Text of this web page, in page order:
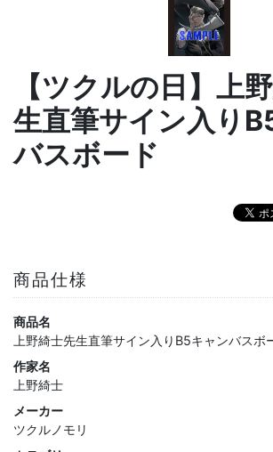
【ツクルの日】上
生直筆サイン入り
バスボード
商品仕様
商品名
上野綺士先生直筆サイン入りB5キャンバスボ
作家名
上野綺士
メーカー
ツクルノモリ